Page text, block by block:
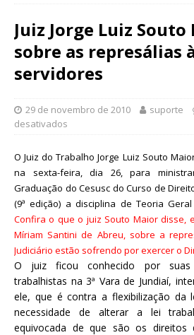
Juiz Jorge Luiz
sobre as represálias
servidores
29 de novembro de 2010 suporte
desativados
O Juiz do Trabalho Jorge Luiz Souto
na sexta-feira, dia 26, para
Graduação do Cesusc do Curso de
(9ª edição) a disciplina de Teoria
Confira o que o juiz Souto Maior disse,
Míriam Santini de Abreu, sobre a
Judiciário estão sofrendo por exercer o
O juiz ficou conhecido por suas
trabalhistas na 3ª Vara de Jundiaí,
ele, que é contra a flexibilização da
necessidade de alterar a lei
equivocada de que são os direitos